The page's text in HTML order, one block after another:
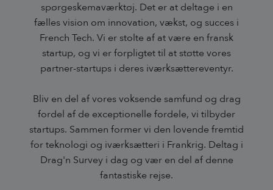
spørgeskemaværktøj. Det er at deltage i en
fælles vision om innovation, vækst, og succes i
French Tech. Vi er stolte af at være en fransk
startup, og vi er forpligtet til at støtte vores
partner-startups i deres iværksættereventyr.
Bliv en del af vores voksende samfund og drag
fordel af de exceptionelle fordele, vi tilbyder
startups. Sammen former vi den lovende fremtid
for teknologi og iværksætteri i Frankrig. Deltag i
Drag'n Survey i dag og vær en del af denne
fantastiske rejse.